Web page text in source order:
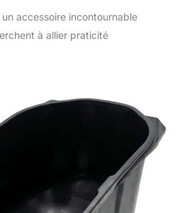
accessoire incontournable
à allier praticité